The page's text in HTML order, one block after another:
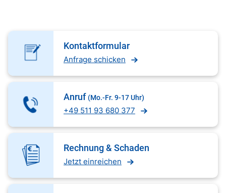
Kontaktformular
Anfrage schicken
Anruf (Mo.-Fr. 9-17 Uhr)
+49 511 93 680 377
Rechnung & Schaden
Jetzt einreichen